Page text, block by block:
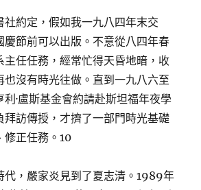
社約定，假如我一九八四年末交
慶節前可以出版。不意從八四年春
主任任務，經常忙得天昏地暗，收
也沒有時光往做。直到一九八六至
·盧斯基金會約請赴斯坦福年夜學
拜訪傳授，才擠了一部門時光基礎
修正任務。10
代，嚴家炎見到了夏志清。1989年